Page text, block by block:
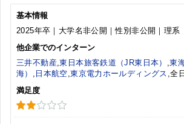
基本情報
2025年卒｜大学名非公開｜性別非公開｜理系
他企業でのインターン
三井不動産,東日本旅客鉄道（JR東日本） ,東
海） , 日本航空,東京電力ホールディングス ,全
満足度